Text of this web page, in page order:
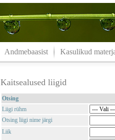
Andmebaasist Kasulikud
Kaitsealused liigid
Otsing
Liigi rühm
Otsing liigi nime järgi
Liik